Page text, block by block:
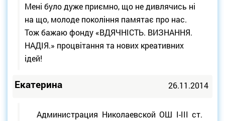
Мені було дуже приємно, що не дивлячись ні
на що, молоде покоління памятає про нас.
Тож бажаю фонду «ВДЯЧНІСТЬ. ВИЗНАННЯ.
НАДІЯ.» процвітання та нових креативних
ідей!
Екатерина 26.11.2014
Администрация Николаевской ОШ І-ІІІ ст.